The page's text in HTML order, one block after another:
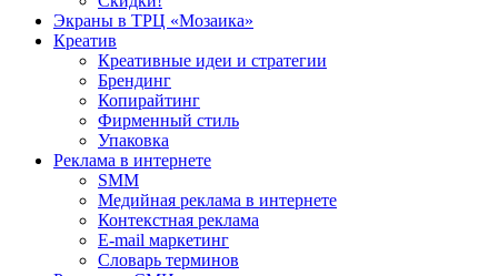
Экраны в ТРЦ «Мозаика»
Креатив
Креативные идеи и стратегии
Брендинг
Копирайтинг
Фирменный стиль
Упаковка
Реклама в интернете
SMM
Медийная реклама в интернете
Контекстная реклама
E-mail маркетинг
Словарь терминов